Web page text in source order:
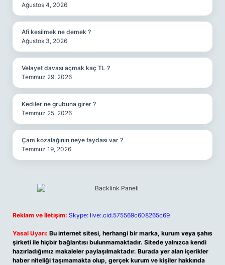
Ağustos 4, 2026
Afi kesilmek ne demek ?
Ağustos 3, 2026
Velayet davası açmak kaç TL ?
Temmuz 29, 2026
Kediler ne grubuna girer ?
Temmuz 25, 2026
Çam kozalağının neye faydası var ?
Temmuz 19, 2026
Reklam ve İletişim: Skype: live:.cid.575569c608265c69
Yasal Uyarı: Bu internet sitesi, herhangi bir marka, kurum veya şahıs
şirketi ile hiçbir bağlantısı bulunmamaktadır. Sitede yalnızca kendi
hazırladığımız makaleler paylaşılmaktadır. Burada yer alan içerikler
haber niteliği taşımamakta olup, gerçek kurum ve kişiler hakkında